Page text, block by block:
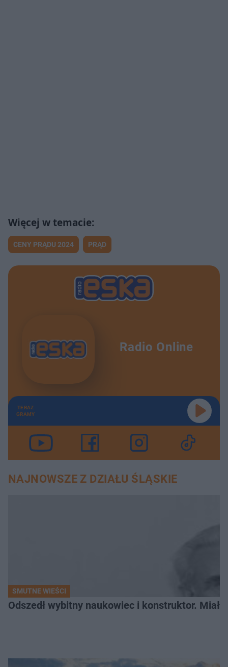
CENY PRĄDU 2024 PRĄD
Radio Online
TERAZ
GRAMY
NAJNOWSZE Z DZIAŁU ŚLĄSKIE
SMUTNE WIEŚCI
Odszedł wybitny naukowiec i konstruktor. Miał